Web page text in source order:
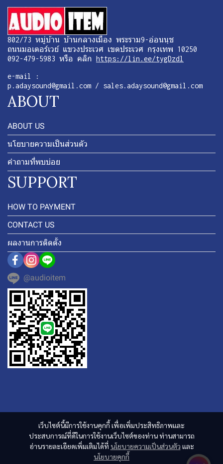
เว็บไซต์นี้มีการใช้งานคุกกี้ เพื่อเพิ่มประสิทธิภาพและ
ประสบการณ์ที่ดีในการใช้งานเว็บไซต์ของท่าน ท่านสามารถ
อ่านรายละเอียดเพิ่มเติมได้ที่ นโยบายความเป็นส่วนตัว และ
นโยบายคุกกี้
802/73 หมู่บ้าน บ้านกลางเมือง พระราม9-อ่อนนุช
ถนนมอเตอร์เวย์ แขวงประเวศ เขตประเวศ กรุงเทพ 10250
092-479-5983 หรือ คลิก https://lin.ee/tygDzdl
e-mail :
p.adaysound@gmail.com / sales.adaysound@gmail.com
ABOUT
ABOUT US
นโยบายความเป็นส่วนตัว
คำถามที่พบบ่อย
SUPPORT
HOW TO PAYMENT
CONTACT US
ผลงานการติดตั้ง
@audioitem